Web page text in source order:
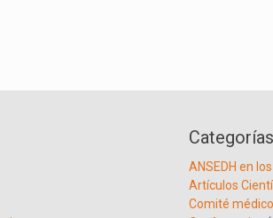
Categorías
ANSEDH en
Artículos
Comité